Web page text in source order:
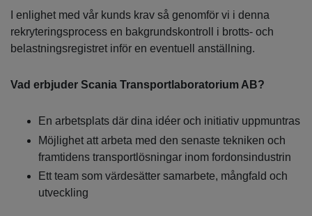
I enlighet med vår kunds krav så genomför vi i denna
rekryteringsprocess en bakgrundskontroll i brotts- och
belastningsregistret inför en eventuell anställning.
Vad erbjuder Scania Transportlaboratorium AB?
En arbetsplats där dina idéer och initiativ uppmuntras
Möjlighet att arbeta med den senaste tekniken och
framtidens transportlösningar inom fordonsindustrin
Ett team som värdesätter samarbete, mångfald och
utveckling